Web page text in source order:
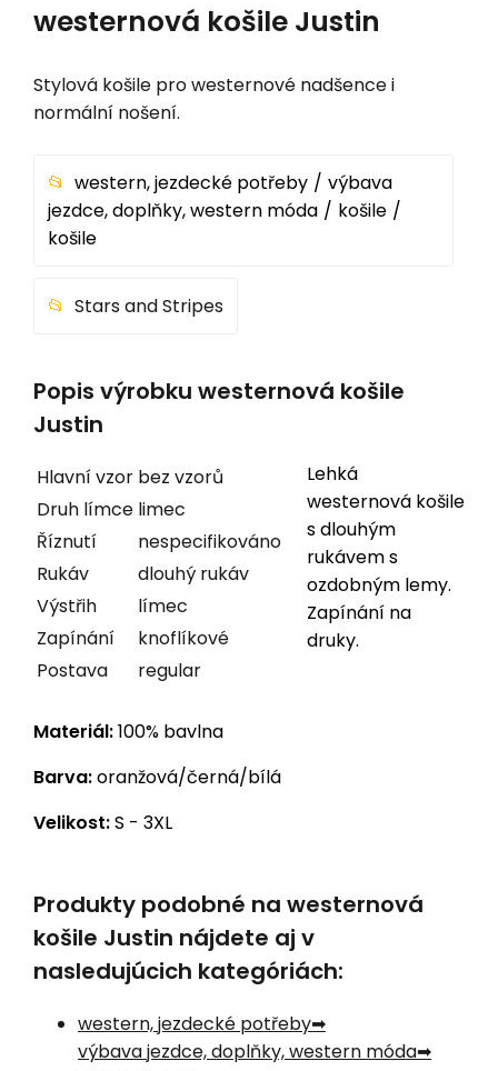
westernová košile Justin
Stylová košile pro westernové nadšence i
normální nošení.
western, jezdecké potřeby
výbava
jezdce, doplňky, western móda
košile
košile
Stars and Stripes
Popis výrobku westernová košile
Justin
Hlavní vzor bez vzorů
Druh límce limec
Říznutí
nespecifikováno
Rukáv
dlouhý rukáv
Výstřih
límec
Zapínání
knoflíkové
Postava
regular
Lehká
westernová košile
s dlouhým
rukávem s
ozdobným lemy.
Zapínání na
druky.
Materiál:100% bavlna
Barva:oranžová/černá/bílá
Velikost:S - 3XL
Produkty podobné na westernová
košile Justin nájdete aj v
nasledujúcich kategóriách:
western, jezdecké potřeby
výbava jezdce, doplňky, western móda